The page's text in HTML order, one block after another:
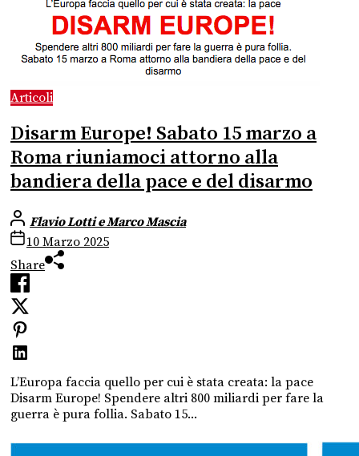
Articoli
Disarm Europe! Sabato 15 marzo a
Roma riuniamoci attorno alla
bandiera della pace e del disarmo
Flavio Lotti e Marco Mascia
10 Marzo 2025
Share
L’Europa faccia quello per cui è stata creata: la pace
Disarm Europe! Spendere altri 800 miliardi per fare la
guerra è pura follia. Sabato 15...